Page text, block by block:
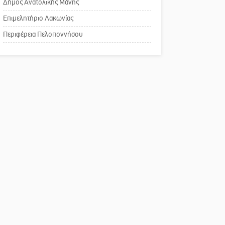
Το δικό σας σχόλιο:
Παράδειγμα κοινωνικής
Δήμος Ανατολικής Μάνης
Επιμελητήριο Λακωνίας
Περιφέρεια Πελοποννήσου